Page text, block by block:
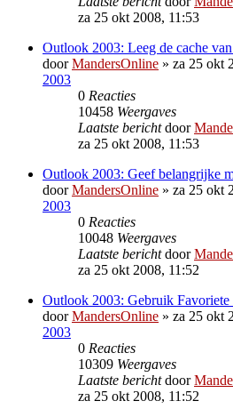
za 25 okt 2008, 11:53
Outlook 2003: Leeg de cache
doorMandersOnline » za 25 okt
2003
0 Reacties
10458 Weergaves
Laatste berichtdoor
za 25 okt 2008, 11:53
Outlook 2003: Geef belangrijke
doorMandersOnline » za 25 okt
2003
0 Reacties
10048 Weergaves
Laatste berichtdoor
za 25 okt 2008, 11:52
Outlook 2003: Gebruik
doorMandersOnline » za 25 okt
2003
0 Reacties
10309 Weergaves
Laatste berichtdoor
za 25 okt 2008, 11:52